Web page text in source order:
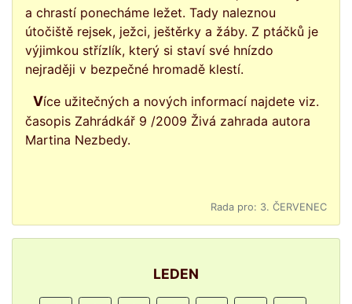
a chrastí ponecháme ležet. Tady naleznou
útočiště rejsek, ježci, ještěrky a žáby. Z ptáčků je
výjimkou střízlík, který si staví své hnízdo
nejraději v bezpečné hromadě klestí.
Více užitečných a nových informací najdete viz.
časopis Zahrádkář 9 /2009 Živá zahrada autora
Martina Nezbedy.
Rada pro: 3. ČERVENEC
LEDEN